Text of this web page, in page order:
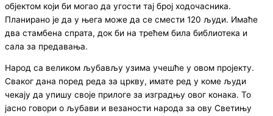
објектом који би могао да угости тај број ходочасника.
Планирано је да у њега може да се смести 120 људи. Имаће
два стамбена спрата, док би на трећем била библиотека и
сала за предавања.
Народ са великом љубављу узима учешће у овом пројекту.
Сваког дана поред реда за цркву, имате ред у коме људи
чекају да упишу своје прилоге за изградњу овог конака. То
јасно говори о љубави и везаности народа за ову Светињу